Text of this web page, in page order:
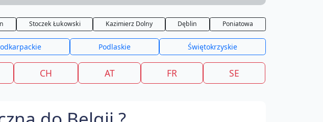
Stoczek Łukowski Kazimierz Dolny Dęblin Poniatowa
Podlaskie Świętokrzyskie
CH AT FR SE